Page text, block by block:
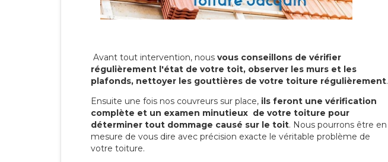
Avant tout intervention, nous vous conseillons de vérifier
régulièrement l'état de votre toit, observer les murs et les
plafonds, nettoyer les gouttières de votre toiture régulièrement.
Ensuite une fois nos couvreurs sur place, ils feront une vérification
complète et un examen minutieux de votre toiture pour
déterminer tout dommage causé sur le toit. Nous pourrons être en
mesure de vous dire avec précision exacte le véritable problème de
votre toiture.